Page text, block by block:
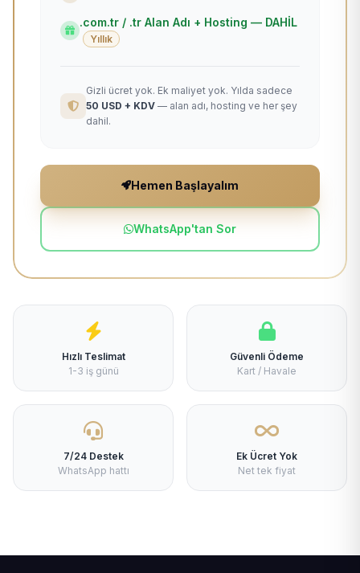
.com.tr / .tr Alan Adı + Hosting — DAHİL
Yıllık
Gizli ücret yok. Ek maliyet yok. Yılda sadece
50 USD + KDV — alan adı, hosting ve her şey
dahil.
Hemen Başlayalım
WhatsApp'tan Sor
Hızlı Teslimat
1-3 iş günü
Güvenli Ödeme
Kart / Havale
7/24 Destek
WhatsApp hattı
Ek Ücret Yok
Net tek fiyat